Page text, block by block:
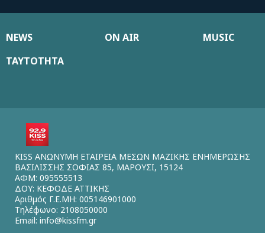
NEWS ON AIR
MUSIC
ΤΑΥΤΟΤΗΤΑ
KISS ΑΝΩΝΥΜΗ ΕΤΑΙΡΕΙΑ ΜΕΣΩΝ ΜΑΖΙΚΗΣ ΕΝΗΜΕΡΩΣΗΣ
ΒΑΣΙΛΙΣΣΗΣ ΣΟΦΙΑΣ 85, ΜΑΡΟΥΣΙ, 15124
ΑΦΜ: 095555513
ΔΟΥ: ΚΕΦΟΔΕ ΑΤΤΙΚΗΣ
Αριθμός Γ.Ε.ΜΗ: 005146901000
Τηλέφωνο: 2108050000
Email: info@kissfm.gr